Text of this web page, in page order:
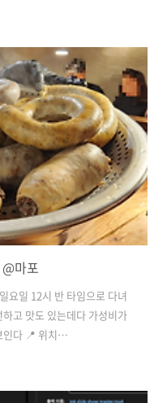
있던 숙소 두 군데를 비교
마포
요일 12시 반 타임으로 다녀
고 맛도 있는데다 가성비가
다 📍 위치
1625759346?
미터로 매우 가까워 접근